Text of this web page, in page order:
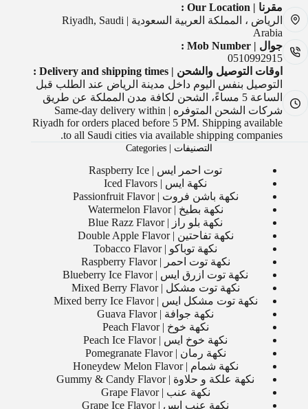
مقرنا | Our Location :
الرياض ، المملكة العربية السعودية | Riyadh, Saudi
Arabia
جوال | Mob Number :
0510992915
اوقات التوصيل والشحن | Delivery and shipping times :
التوصيل بنفس اليوم داخل مدينة الرياض عند الطلب قبل
الساعة 5 مساءً، الشحن لكافة مدن المملكة عن طريق
شركات الشحن المتوفره | Same-day delivery within
Riyadh for orders placed before 5 PM. Shipping available
to all Saudi cities via available shipping companies.
التصنيفات | Categories
توت احمر ايس | Raspberry Ice
نكهة ايس | Iced Flavors
نكهة باشن فروت | Passionfruit Flavor
نكهة بطيخ | Watermelon Flavor
نكهة بلو راز | Blue Razz Flavor
نكهة تفاحتين | Double Apple Flavor
نكهة توباكو | Tobacco Flavor
نكهة توت احمر | Raspberry Flavor
نكهة توت ازرق ايس | Blueberry Ice Flavor
نكهة توت مشكل | Mixed Berry Flavor
نكهة توت مشكل ايس | Mixed berry Ice Flavor
نكهة جوافة | Guava Flavor
نكهة خوخ | Peach Flavor
نكهة خوخ ايس | Peach Ice Flavor
نكهة رمان | Pomegranate Flavor
نكهة شمام | Honeydew Melon Flavor
نكهة علكة و حلاوة | Gummy & Candy Flavor
نكهة عنب | Grape Flavor
نكهة عنب ايس | Grape Ice Flavor